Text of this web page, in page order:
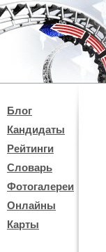
Блог
Кандидаты
Рейтинги
Словарь
Фотогалереи
Онлайны
Карты